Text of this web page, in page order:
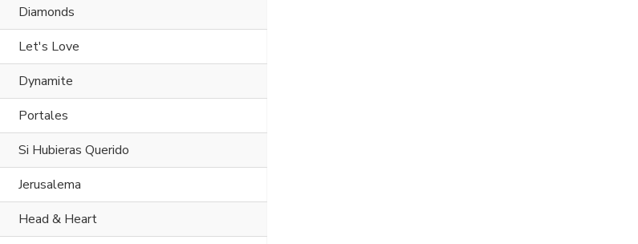
Diamonds
Let's Love
Dynamite
Portales
Si Hubieras Querido
Jerusalema
Head & Heart